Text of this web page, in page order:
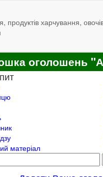
продуктів харчування,
оголошень
матеріал